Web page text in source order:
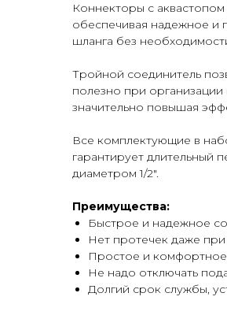
Коннекторы с
обеспечивая надежное и
шланга без
Тройной соединитель
полезно при организации
значительно повышая
Все комплектующие в
гарантирует длительный
диаметром 1/2".
Преимущества:
Быстрое и надежное
Нет протечек даже
Простое и комфортное
Не надо отключать
Долгий срок службы,